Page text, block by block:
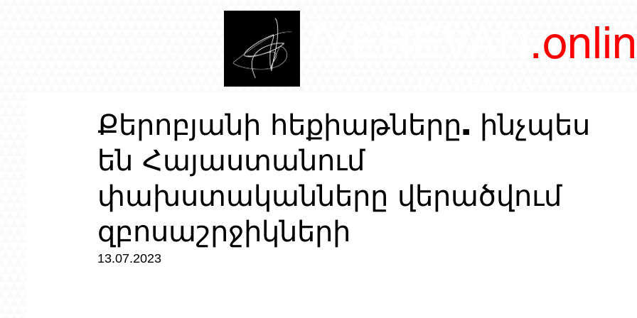
Քերոբյանի հեքիաթները. ինչպես
են Հայաստանում
փախստականները վերածվում
զբոսաշրջիկների
13.07.2023